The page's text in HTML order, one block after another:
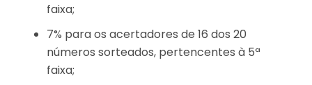
faixa;
7% para os acertadores de 16 dos 20
números sorteados, pertencentes à 5ª
faixa;